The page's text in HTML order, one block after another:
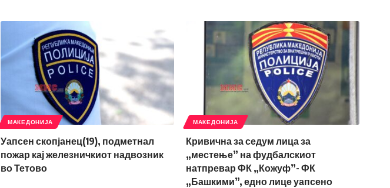
МАКЕДОНИЈА
Уапсен скопјанец(19), подметнал
пожар кај железничкиот надвозник
во Тетово
МАКЕДОНИЈА
Кривична за седум лица за
„местење” на фудбалскиот
натпревар ФК „Кожуф”- ФК
„Башкими”, едно лице уапсено